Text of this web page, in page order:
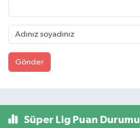
Gönder
Süper Lig Puan Durumu